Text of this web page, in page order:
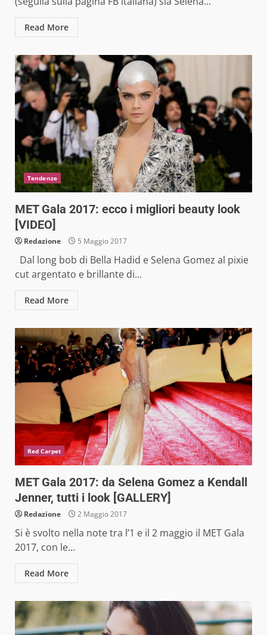
Read More
Tendenze
MET Gala 2017: ecco i migliori beauty look
[VIDEO]
Redazione 5 Maggio 2017
Dal long bob di Bella Hadid e Selena Gomez al pixie
cut argentato e brillante di...
Read More
Red Carpet
MET Gala 2017: da Selena Gomez a Kendall
Jenner, tutti i look [GALLERY]
Redazione 2 Maggio 2017
Si è svolto nella note tra l’1 e il 2 maggio il MET Gala
2017, con le...
Read More